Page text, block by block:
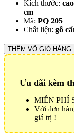
Kích thước:
cm
Mã: PQ-205
Chất liệu: gỗ
Bình
Gỗ
Trang
Trí
Số
lượng
THÊM VÔ GIỎ HÀNG
Ưu đãi kèm
MIỄN PHÍ
Với đơn
giá trị !